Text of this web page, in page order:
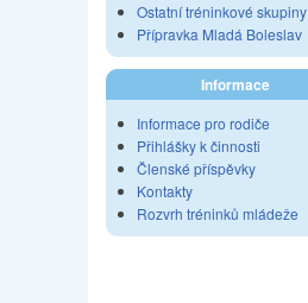
Ostatní tréninkové skupiny
Přípravka Mladá Boleslav
Informace
Informace pro rodiče
Přihlášky k činnosti
Členské příspěvky
Kontakty
Rozvrh tréninků mládeže